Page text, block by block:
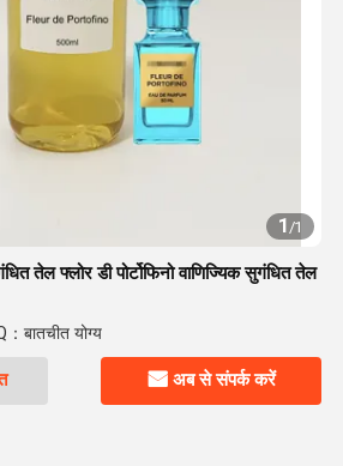
1/1
तेल फ्लोर डी पोर्टोफिनो वाणिज्यिक सुगंधित तेल
：बातचीत योग्य
अब से संपर्क करें